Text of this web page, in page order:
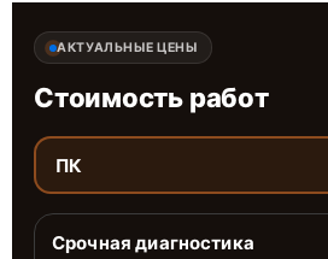
АКТУАЛЬНЫЕ ЦЕНЫ
Стоимость работ
ПК
Срочная диагностика